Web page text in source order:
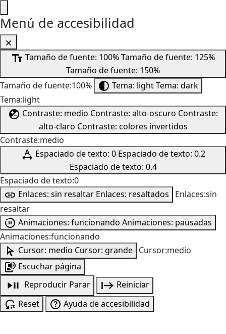
Menú de accesibilidad
Tamaño de fuente: 100%Tamaño de fuente: 125%
Tamaño de fuente: 150%
Tamaño de fuente:100%
Tema: lightTema: dark
Tema:light
Contraste: medio Contraste: alto-oscuro Contraste:
alto-claro Contraste: colores invertidos
Contraste:medio
Espaciado de texto: 0 Espaciado de texto: 0.2
Espaciado de texto: 0.4
Espaciado de texto:0
Enlaces: sin resaltar Enlaces: resaltados
Enlaces:sin
resaltar
Animaciones: funcionando Animaciones: pausadas
Animaciones:funcionando
Cursor: medio Cursor: grande Cursor:medio
Escuchar página
Reproducir Parar
Reiniciar
Reset
Ayuda de accesibilidad